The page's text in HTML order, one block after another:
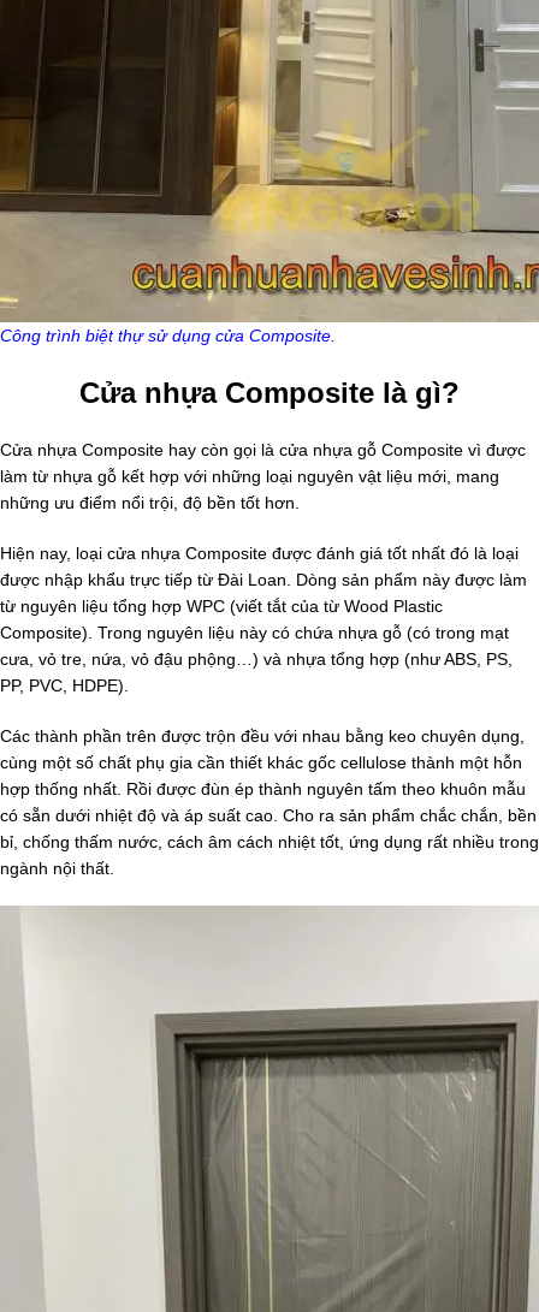
Công trình biệt thự sử dụng cửa Composite.
Cửa nhựa Composite là gì?
Cửa nhựa Composite hay còn gọi là cửa nhựa gỗ Composite vì được
làm từ nhựa gỗ kết hợp với những loại nguyên vật liệu mới, mang
những ưu điểm nổi trội, độ bền tốt hơn.
Hiện nay, loại cửa nhựa Composite được đánh giá tốt nhất đó là loại
được nhập khẩu trực tiếp từ Đài Loan. Dòng sản phẩm này được làm
từ nguyên liệu tổng hợp WPC (viết tắt của từ Wood Plastic
Composite). Trong nguyên liệu này có chứa nhựa gỗ (có trong mạt
cưa, vỏ tre, nứa, vỏ đậu phộng…) và nhựa tổng hợp (như ABS, PS,
PP, PVC, HDPE).
Các thành phần trên được trộn đều với nhau bằng keo chuyên dụng,
cùng một số chất phụ gia cần thiết khác gốc cellulose thành một hỗn
hợp thống nhất. Rồi được đùn ép thành nguyên tấm theo khuôn mẫu
có sẵn dưới nhiệt độ và áp suất cao. Cho ra sản phẩm chắc chắn, bền
bỉ, chống thấm nước, cách âm cách nhiệt tốt, ứng dụng rất nhiều trong
ngành nội thất.